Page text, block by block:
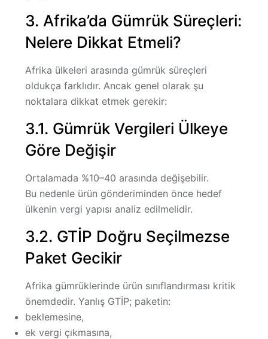
3. Afrika’da Gümrük Süreçleri:
Nelere Dikkat Etmeli?
Afrika ülkeleri arasında gümrük süreçleri
oldukça farklıdır. Ancak genel olarak şu
noktalara dikkat etmek gerekir:
3.1. Gümrük Vergileri Ülkeye
Göre Değişir
Ortalamada %10–40 arasında değişebilir.
Bu nedenle ürün gönderiminden önce hedef
ülkenin vergi yapısı analiz edilmelidir.
3.2. GTİP Doğru Seçilmezse
Paket Gecikir
Afrika gümrüklerinde ürün sınıflandırması kritik
önemdedir. Yanlış GTİP; paketin:
beklemesine,
ek vergi çıkmasına,